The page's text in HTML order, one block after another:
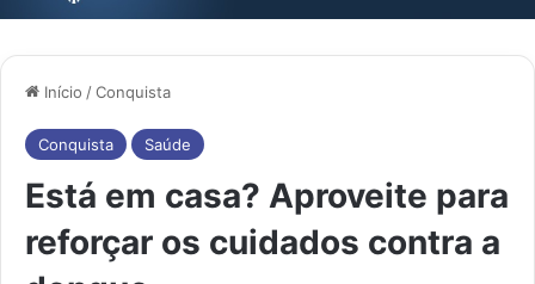
Início /Conquista
Conquista Saúde
Está em casa? Aproveite para
reforçar os cuidados contra a